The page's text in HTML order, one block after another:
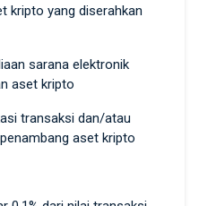
kripto yang diserahkan
sarana elektronik
aset kripto
transaksi dan/atau
aset kripto